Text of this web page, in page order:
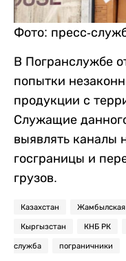
Фото: пресс-
В Погранслужбе
попытки
продукции с
Служащие
выявлять каналы
госграницы и
грузов.
Казахстан Жамбылская
Кыргызстан КНБ РК
служба пограничники